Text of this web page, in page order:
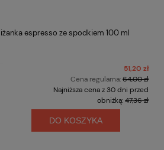
espresso ze spodkiem 100 ml
51,20 zł
Cena regularna:64,00 zł
Najniższa cena z 30 dni przed
obniżką:47,36 zł
DO KOSZYKA